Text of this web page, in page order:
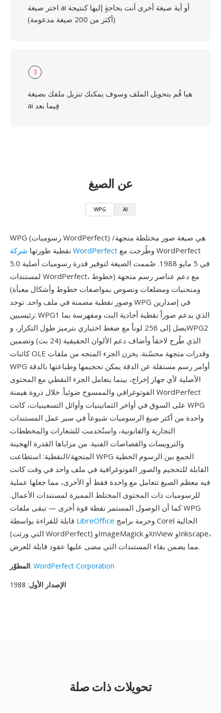
اختر صيغة ai أو أية صيغة أخرى أنت بحاجةٍ إليها كنتيجة
(أكثر من 200 صيغة مدعومة)
3
هيا قُم بتحويل الملف وسوف يمكنك تنزيل ملفك بصيغة
ai فِيما بعد
عن الصيغ
WPG AI
WPG (رسوميات WordPerfect) هي صيغة صور مختلطة متجهة/
نقطية طورتها شركة WordPerfect
5.0 في 5 مايو 1988. صُممت الصيغة لتوفير قدرة رسوميات أصلية
لمستندات WordPerfect، مع دعم عناصر رسم متجهة (خطوط
ومنحنيات ومضلعات ونصوص بمواصفات خطوط وأشكال معبأة)
وصور نقطية مضمنة في ملف واحد. توجد WPG في إصدارين
رئيسيين: WPG1 الذي يدعم صوراً نقطية أحادية البت ومفهرسة بما
يصل إلى 256 لوناً مع ضغط اختياري بترميز طول التكرار، وWPG2
الذي طُرح لاحقاً وأضاف دعم الألوان الحقيقية (24 بت) وتضمين
كائنات OLE وقدرات متجهة محسّنة. يخزن الجزء المتجه من ملفات
WPG أوامر رسم مستقلة عن الدقة يمكن تحجيمها وطباعتها بالدقة
الأصلية لأي جهاز إخراج، بينما يتعامل الجزء النقطي مع المحتوى
الفوتوغرافي والممسوح ضوئياً. خلال ذروة هيمنة WordPerfect
على السوق في أواخر الثمانينيات وأوائل التسعينيات، كانت WPG
واحدة من أكثر صيغ الرسوميات شيوعاً في سير عمل المستندات
التجارية والقانونية، واستُخدمت للشعارات والمخططات
والترويسات والقصاصات الفنية. من مزاياها القدرة الهجينة
المتجهة/النقطية: استطاعت WPG الجمع بين الرسوم الخطية
القابلة للتحجيم والصور الفوتوغرافية في ملف واحد في وقت كانت
فيه معظم الصيغ تتعامل مع واحدة فقط أو الأخرى، مما جعلها عملية
للرسوميات ذات المحتوى المختلط المميزة لمستندات الأعمال.
كما أن الوصول المستمر نقطة قوة أخرى — تبقى ملفات WPG
LibreOffice
(التي ورثت WordPerfect) وImageMagick وXnView وInkscape،
مما يضمن بقاء المستندات التي مضى عليها عقود قابلة للعرض.
المطوّر: WordPerfect Corporation
الإصدار الأول: 1988
تحويلات ذات صلة